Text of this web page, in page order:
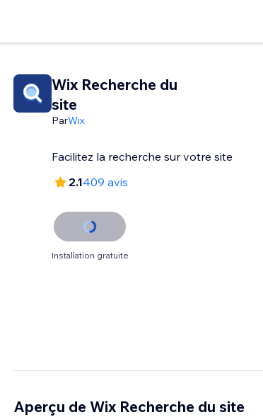
Wix Recherche du
site
ParWix
2.1409 avis
Installation gratuite
Aperçu de Wix Recherche du site